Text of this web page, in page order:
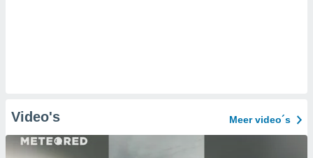
Video's Meer video´s